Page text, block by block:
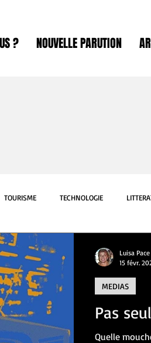
? NOUVELLE PARUTION
TOURISME TECHNOLOGIE
SCIENCE
DESSINEE CINEMA THEATRE
Pas
Quelle
MEDIAS
Luisa Pace
15 févr.